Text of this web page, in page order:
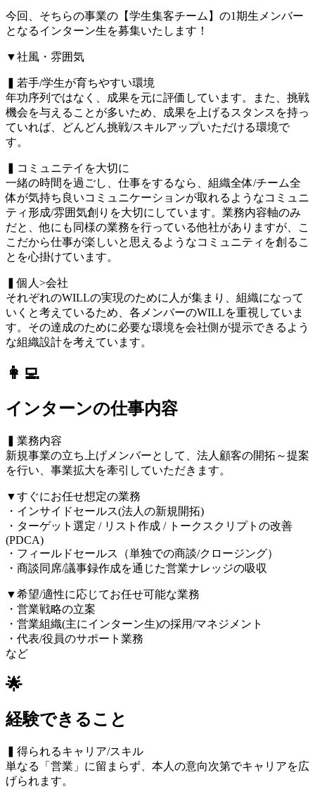
今回、そちらの事業の【学生集客チーム】の1期生メンバー
となるインターン生を募集いたします！
▼社風・雰囲気
▍若手/学生が育ちやすい環境
年功序列ではなく、成果を元に評価しています。また、挑戦
機会を与えることが多いため、成果を上げるスタンスを持っ
ていれば、どんどん挑戦/スキルアップいただける環境で
す。
▍コミュニテイを大切に
一緒の時間を過ごし、仕事をするなら、組織全体/チーム全
体が気持ち良いコミュニケーションが取れるようなコミュニ
ティ形成/雰囲気創りを大切にしています。業務内容軸のみ
だと、他にも同様の業務を行っている他社がありますが、こ
こだから仕事が楽しいと思えるようなコミュニティを創るこ
とを心掛けています。
▍個人>会社
それぞれのWILLの実現のために人が集まり、組織になって
いくと考えているため、各メンバーのWILLを重視していま
す。その達成のために必要な環境を会社側が提示できるよう
な組織設計を考えています。
👩‍💻
インターンの仕事内容
▍業務内容
新規事業の立ち上げメンバーとして、法人顧客の開拓～提案
を行い、事業拡大を牽引していただきます。
▼すぐにお任せ想定の業務
・インサイドセールス(法人の新規開拓)
・ターゲット選定 / リスト作成 / トークスクリプトの改善
(PDCA)
・フィールドセールス（単独での商談/クロージング）
・商談同席/議事録作成を通じた営業ナレッジの吸収
▼希望/適性に応じてお任せ可能な業務
・営業戦略の立案
・営業組織(主にインターン生)の採用/マネジメント
・代表/役員のサポート業務
など
🌟
経験できること
▍得られるキャリア/スキル
単なる「営業」に留まらず、本人の意向次第でキャリアを広
げられます。